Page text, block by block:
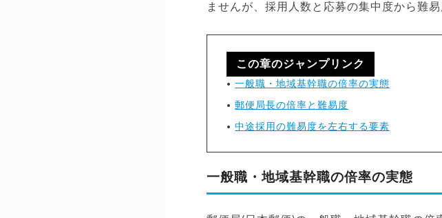
ませんが、採用人数と応募の集中度から難
この章のジャンプリンク
一般職・地域基幹職の倍率の実態
郵便局長の倍率と難易度
中途採用の難易度を左右する要素
一般職・地域基幹職の倍率の実態